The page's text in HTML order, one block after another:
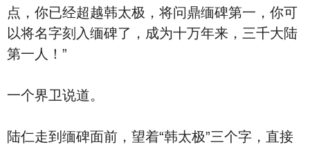
点，你已经超越韩太极，将问鼎缅碑第一，你可
以将名字刻入缅碑了，成为十万年来，三千大陆
第一人！”
一个界卫说道。
陆仁走到缅碑面前，望着“韩太极”三个字，直接